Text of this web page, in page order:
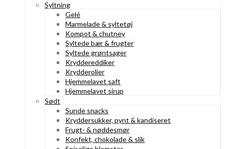
Syltning
Gelé
Marmelade & syltetøj
Kompot & chutney
Syltede bær & frugter
Syltede grøntsager
Kryddereddiker
Krydderolier
Hjemmelavet saft
Hjemmelavet sirup
Sødt
Sunde snacks
Kryddersukker, pynt & kandiseret
Frugt- & nøddesmør
Konfekt, chokolade & slik